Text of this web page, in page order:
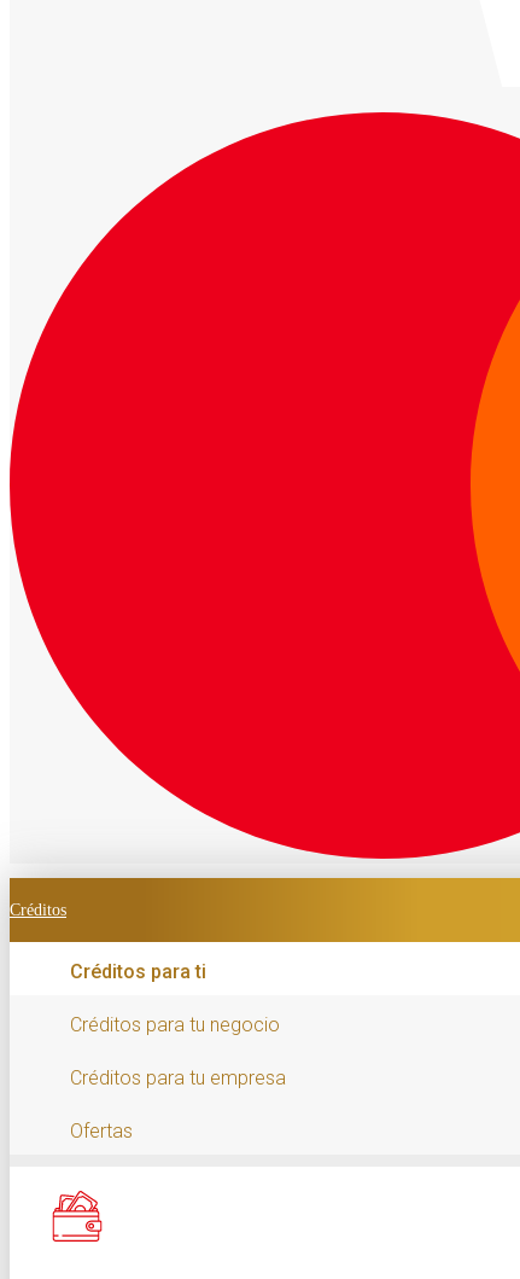
Créditos
Créditos para ti
Créditos para tu negocio
Créditos para tu empresa
Ofertas